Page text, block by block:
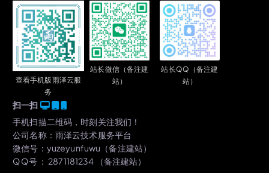
查看手机版雨泽云服
务
站长微信（备注建
站）
站长QQ（备注建
站）
扫一扫
手机扫描二维码，时刻关注我们！
公司名称：雨泽云技术服务平台
微信号：yuzeyunfuwu（备注建站）
Q Q号 ： 2871181234 （备注建站）